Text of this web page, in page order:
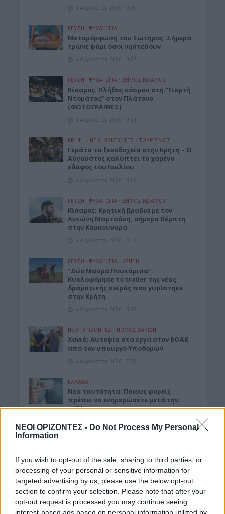
ΝΕΟΙ ΟΡΙΖΟΝΤΕΣ - Do Not Process My Personal
Information
If you wish to opt-out of the sale, sharing to third parties, or
processing of your personal or sensitive information for
targeted advertising by us, please use the below opt-out
section to confirm your selection. Please note that after your
opt-out request is processed you may continue seeing
interest-based ads based on personal information utilized by
6 Αυγούστου 2026 19:30
ΓΕΎΣΗ - ΨΥΧΑΓΩΓΊΑ
Μεταμόρφωση του Σωτήρος: Σήμερα
τρώνε ψάρι όσοι νηστεύουν
6 Αυγούστου 2026 19:27
ΓΕΎΣΗ - ΨΥΧΑΓΩΓΊΑ • ΔΉΜΟΣ ΚΙΣΆΜΟΥ
Κίσαμος: Πλήθος κόσμου στη “Γιορτή
Ντομάτας” στον Πλάτανο
(ΦΩΤΟΓΡΑΦΙΕΣ)
6 Αυγούστου 2026 19:21
ΚΡΗΤΗ • ΝΕΟΙ ΟΡΙΖΟΝΤΕΣ • ΤΟΥΡΙΣΜΟΣ
Γεμάτα τα ξενοδοχεία στην Κρήτη – Ο
Αύγουστος καλύπτει το χαμένο
έδαφος του Ιουλίου
6 Αυγούστου 2026 18:55
ΓΕΎΣΗ - ΨΥΧΑΓΩΓΊΑ • ΔΉΜΟΣ ΚΙΣΆΜΟΥ
Kίσαμος: Κρητική βραδιά με τον
Αντώνη Μαρτσάκη, σήμερα Πέμπτη
στην Κουκουναρά
6 Αυγούστου 2026 18:43
ΓΕΎΣΗ - ΨΥΧΑΓΩΓΊΑ • ΚΡΗΤΗ
“Δύο Μαύρα Πουκάμισα”:
Κυκλοφόρησε το trailer της νέας
δραματικής σειράς που γυρίστηκε
στην Κρήτη
6 Αυγούστου 2026 18:35
ΝΕΟΙ ΟΡΙΖΟΝΤΕΣ • ΝΟΜΌΣ ΧΑΝΊΩΝ
Χανιά: Αυτοψία στα έργα στον ΒΟΑΚ
από τον υπουργό Υποδομών
6 Αυγούστου 2026 17:25
ΕΛΛΑΔΑ
Νέα ταυτότητα: Ποιους φορείς
πρέπει να ενημερώσετε μετά την
εκδόσή της
στην προστασία των σπιτιών μας
από τις φωτιές
6 Αυγούστου 2026 17:16
ΓΕΎΣΗ - ΨΥΧΑΓΩΓΊΑ